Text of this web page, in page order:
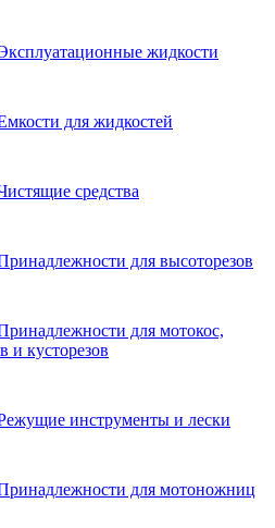
жидкости
для жидкостей
средства
для высоторезов
для мотокос,
и кусторезов
инструменты и лески
для мотоножниц